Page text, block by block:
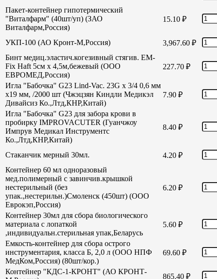
Пакет-контейнер гипотермический
"Виталфарм" (40шт/уп) (ЗАО
Виталфарм,Россия)
15.10 ₽
УКП-100 (АО Кронт-М,Россия) 3,967.60 ₽
Бинт медиц.эластич.когезивный стягив. EM-
Fix Haft 5см х 4,5м,бежевый (ООО
ЕВРОМЕД,Россия)
227.70 ₽
Игла "Бабочка" G23 Lind-Vac. 23G х 3/4 0,6 мм
х19 мм, /2000 шт (Чжэцзян Киндли Медикэл
Дивайсиз Ко.,Лтд,КНР,Китай)
7.90 ₽
Игла "Бабочка" G23 для забора крови в
пробирку IMPROVACUTER (Гуанчжоу
Импрув Медикал Инструментс
Ко.,Лтд,КНР,Китай)
8.40 ₽
Стаканчик мерный 30мл. 4.20 ₽
Контейнер 60 мл одноразовый
мед.полимерный с завинчив.крышкой
нестерильный (без
упак.,нестерильн.)Смоленск (450шт) (ООО
Еврокэп,Россия)
6.20 ₽
Контейнер 30мл для сбора биологического
материала с лопаткой
,индивидуальн.стерильная упак,Беларусь
5.60 ₽
Емкость-контейнер для сбора острого
инструментария, класса Б, 2,0 л (ООО НПФ
МедКом,Россия) (80шт/кор.)
69.60 ₽
Контейнер "КДС-1-КРОНТ" (АО КРОНТ-
865.40 ₽